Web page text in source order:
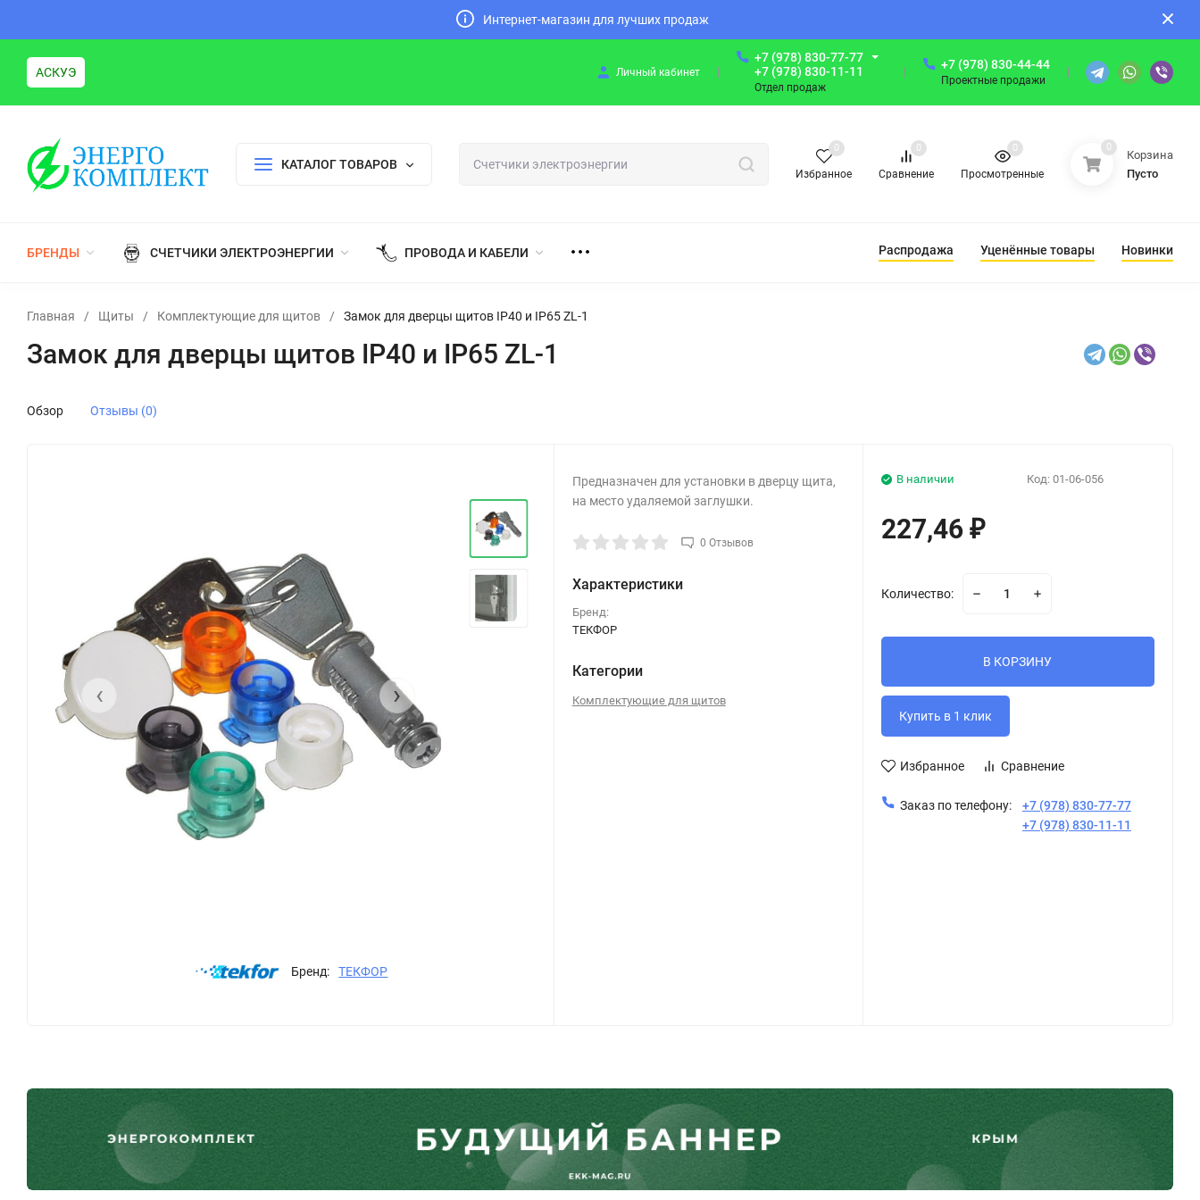
Интернет-магазин для лучших продаж
АСКУЭ Личный кабинет
+7 (978) 830-77-77
+7 (978) 830-11-11
Отдел продаж
+7 (978) 830-44-44
Проектные продажи
КАТАЛОГ ТОВАРОВ
Избранное
0
Сравнение
0
Просмотренные
0 0
Корзина
Пусто
БРЕНДЫ СЧЕТЧИКИ ЭЛЕКТРОЭНЕРГИИ ПРОВОДА И КАБЕЛИ Распродажа Уценённые товары Новинки
Главная / Щиты / Комплектующие для щитов / Замок для дверцы щитов IP40 и IP65 ZL-1
Замок для дверцы щитов IP40 и IP65 ZL-1
Обзор Отзывы (0)
‹ ›
Бренд: ТЕКФОР
Предназначен для установки в дверцу щита,
на место удаляемой заглушки.
0 Отзывов
Характеристики
Бренд:
ТЕКФОР
Категории
Комплектующие для щитов
Код: 01-06-056
В наличии
227,46 ₽
Количество:
В КОРЗИНУ
Избранное Сравнение
Заказ по телефону:
+7 (978) 830-77-77
+7 (978) 830-11-11